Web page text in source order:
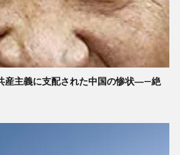
主義に支配された中国の惨状―—絶